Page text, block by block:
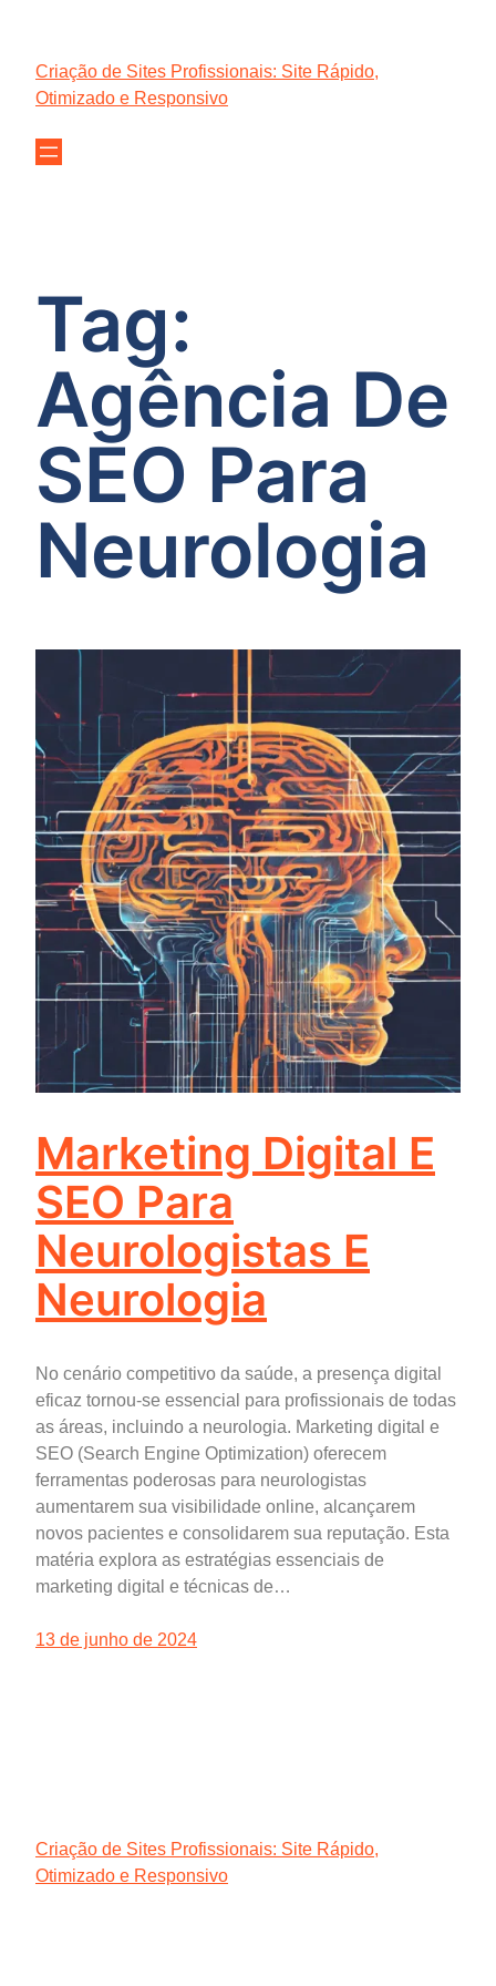
conteúdo
Criação de Sites Profissionais: Site Rápido,
Otimizado e Responsivo
Tag:
Agência De
SEO Para
Neurologia
Marketing Digital E
SEO Para
Neurologistas E
Neurologia
No cenário competitivo da saúde, a presença digital
eficaz tornou-se essencial para profissionais de todas
as áreas, incluindo a neurologia. Marketing digital e
SEO (Search Engine Optimization) oferecem
ferramentas poderosas para neurologistas
aumentarem sua visibilidade online, alcançarem
novos pacientes e consolidarem sua reputação. Esta
matéria explora as estratégias essenciais de
marketing digital e técnicas de…
13 de junho de 2024
Criação de Sites Profissionais: Site Rápido,
Otimizado e Responsivo